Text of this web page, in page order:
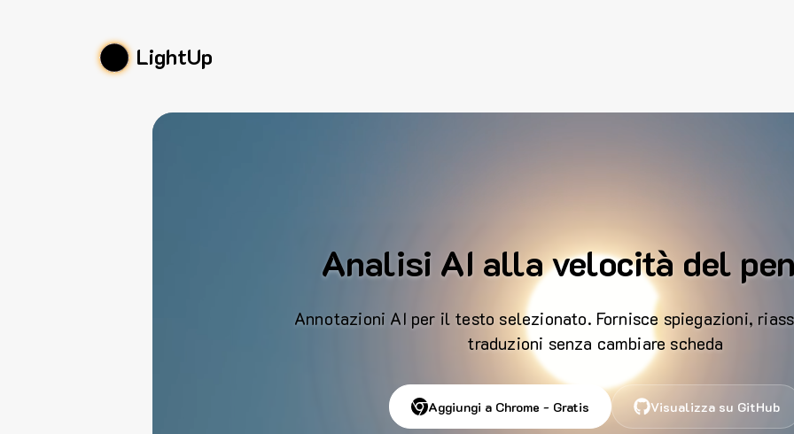
LightUp
Analisi AI alla velocità del
Annotazioni AI per il testo selezionato. Fornisce spiegazioni,
traduzioni senza cambiare scheda
Aggiungi a Chrome - Gratis Visualizza su GitHub